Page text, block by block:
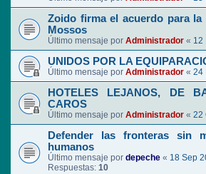
Zoido firma el acuerdo para
Mossos
Último mensaje por Administrador « 12
UNIDOS POR LA
Último mensaje por Administrador « 24
HOTELES LEJANOS, DE
CAROS
Último mensaje por Administrador « 22
Defender las fronteras sin
humanos
Último mensaje por depeche « 18 Sep
Respuestas: 10